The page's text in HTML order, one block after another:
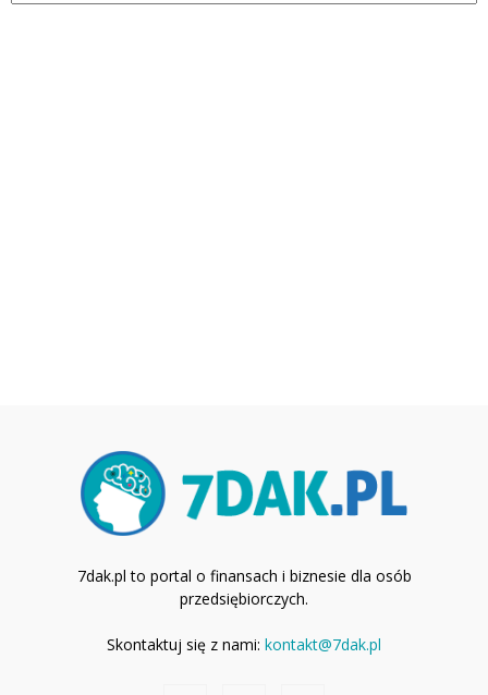
7dak.pl to portal o finansach i biznesie dla osób
przedsiębiorczych.
Skontaktuj się z nami: kontakt@7dak.pl